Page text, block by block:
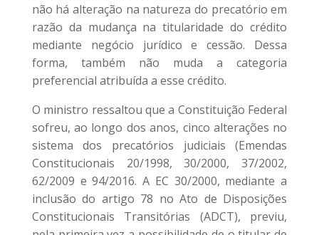
não há alteração na natureza do precatório em
razão da mudança na titularidade do crédito
mediante negócio jurídico e cessão. Dessa
forma, também não muda a categoria
preferencial atribuída a esse crédito.
O ministro ressaltou que a Constituição Federal
sofreu, ao longo dos anos, cinco alterações no
sistema dos precatórios judiciais (Emendas
Constitucionais 20/1998, 30/2000, 37/2002,
62/2009 e 94/2016. A EC 30/2000, mediante a
inclusão do artigo 78 no Ato de Disposições
Constitucionais Transitórias (ADCT), previu,